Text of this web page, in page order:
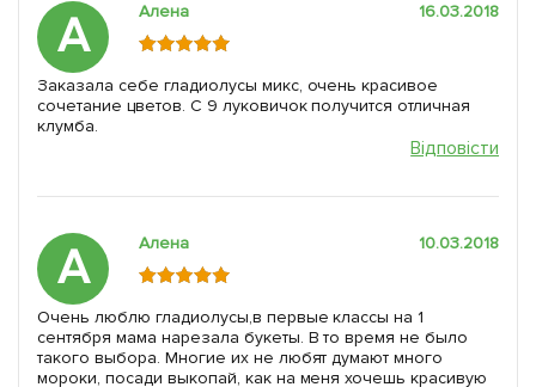
А Алена 16.03.2018
Заказала себе гладиолусы микс, очень красивое
сочетание цветов. С 9 луковичок получится отличная
клумба.
Відповісти
А Алена 10.03.2018
Очень люблю гладиолусы,в первые классы на 1
сентября мама нарезала букеты. В то время не было
такого выбора. Многие их не любят думают много
мороки, посади выкопай, как на меня хочешь красивую